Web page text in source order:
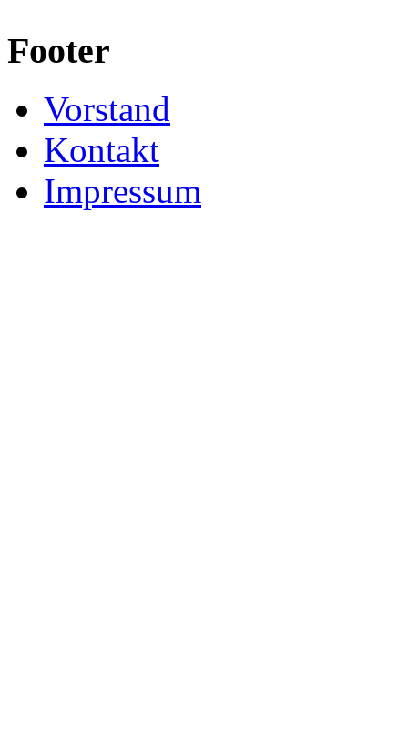
Footer
Vorstand
Kontakt
Impressum